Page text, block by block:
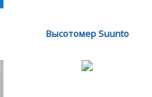
Высотомер Suunto